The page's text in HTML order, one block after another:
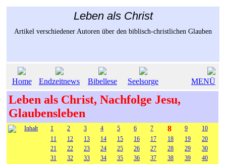
Leben als Christ
Artikel verschiedener Autoren über den biblisch-christlichen Glauben
Home Endzeitnews Bibellese Seelsorge MENÜ
Leben als Christ, Nachfolge Jesu,
Glaubensleben
Inhalt 1 2 3 4 5 6 7 8 9
10
11
12 13 14 15 16 17 18 19
20
21
22 23 24 25 26 27 28 29
30
31
32 33 34 35 36 37 38 39
40